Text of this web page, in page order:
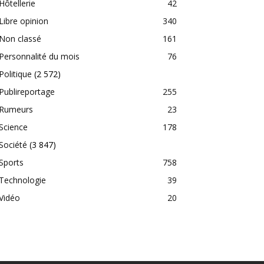
42
opinion
340
classé
161
du mois
76
(2 572)
255
23
178
(3 847)
758
39
20